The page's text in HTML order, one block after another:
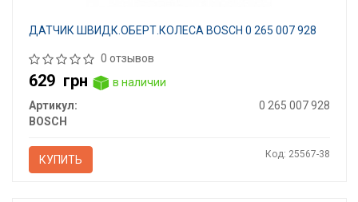
ДАТЧИК ШВИДК.ОБЕРТ.КОЛЕСА BOSCH 0 265 007 928
0 отзывов
629 грн
в наличии
Артикул:
0 265 007 928
BOSCH
КУПИТЬ Код: 25567-38